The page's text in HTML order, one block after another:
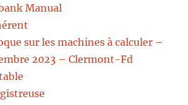
Manual
sur les machines à calculer –
2023 – Clermont-Fd